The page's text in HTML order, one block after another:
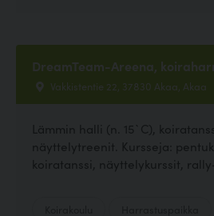
DreamTeam-Areena,
Vakkistentie 22, 37830 Akaa, Akaa
Lämmin halli (n. 15`C),
näyttelytreenit. Kursseja:
koiratanssi, näyttelykurssit,